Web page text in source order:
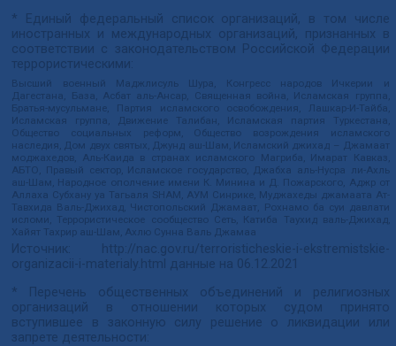
* Единый федеральный список организаций, в том числе
иностранных и международных организаций, признанных в
соответствии с законодательством Российской Федерации
террористическими:
Высший военный Маджлисуль Шура, Конгресс народов Ичкерии и
Дагестана, База, Асбат аль-Ансар, Священная война, Исламская группа,
Братья-мусульмане, Партия исламского освобождения, Лашкар-И-Тайба,
Исламская группа, Движение Талибан, Исламская партия Туркестана,
Общество социальных реформ, Общество возрождения исламского
наследия, Дом двух святых, Джунд аш-Шам, Исламский джихад – Джамаат
моджахедов, Аль-Каида в странах исламского Магриба, Имарат Кавказ,
АБТО, Правый сектор, Исламское государство, Джабха аль-Нусра ли-Ахль
аш-Шам, Народное ополчение имени К. Минина и Д. Пожарского, Аджр от
Аллаха Субхану уа Тагьаля SHAM, АУМ Синрике, Муджахеды джамаата Ат-
Тавхида Валь-Джихад, Чистопольский Джамаат, Рохнамо ба суи давлати
исломи, Террористическое сообщество Сеть, Катиба Таухид валь-Джихад,
Хайят Тахрир аш-Шам, Ахлю Сунна Валь Джамаа
Источник:
http://nac.gov.ru/terroristicheskie-i-ekstremistskie-
organizacii-i-materialy.html данные на 06.12.2021
* Перечень общественных объединений и религиозных
организаций в отношении которых судом принято
вступившее в законную силу решение о ликвидации или
запрете деятельности: